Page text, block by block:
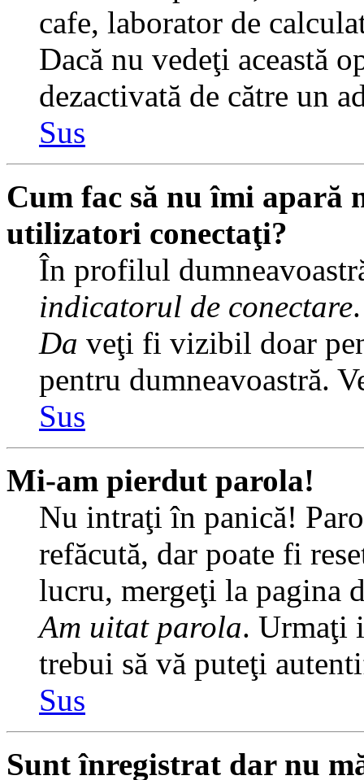
cafe, laborator de
Dacă nu vedeţi această
dezactivată de către un
Sus
Cum fac să nu îmi apară
utilizatori conectaţi?
În profilul
indicatorul de conectare
Da veţi fi vizibil doar
pentru dumneavoastră.
Sus
Mi-am pierdut parola!
Nu intraţi în panică!
refăcută, dar poate fi
lucru, mergeţi la pagina
Am uitat parola. Urmaţi
trebui să vă puteţi
Sus
Sunt înregistrat dar nu